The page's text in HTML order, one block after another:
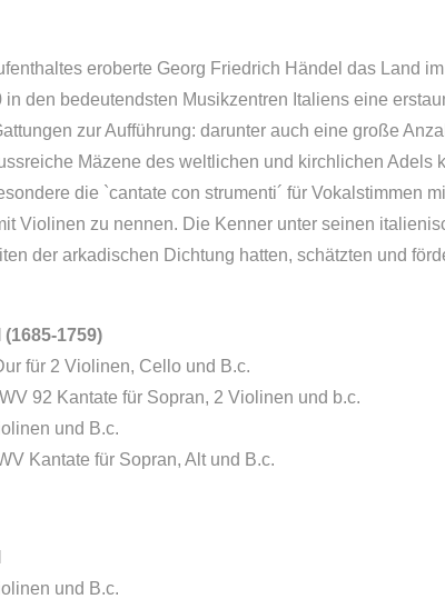
eroberte Georg Friedrich Händel das Land
den bedeutendsten Musikzentren Italiens eine
zur Aufführung: darunter auch eine große
Mäzene des weltlichen und kirchlichen Adels
die `cantate con strumenti´ für Vokalstimmen
Violinen zu nennen. Die Kenner unter seinen
der arkadischen Dichtung hatten, schätzten und
1759)
für 2 Violinen, Cello und B.c.
92 Kantate für Sopran, 2 Violinen und b.c.
und B.c.
Kantate für Sopran, Alt und B.c.
und B.c.